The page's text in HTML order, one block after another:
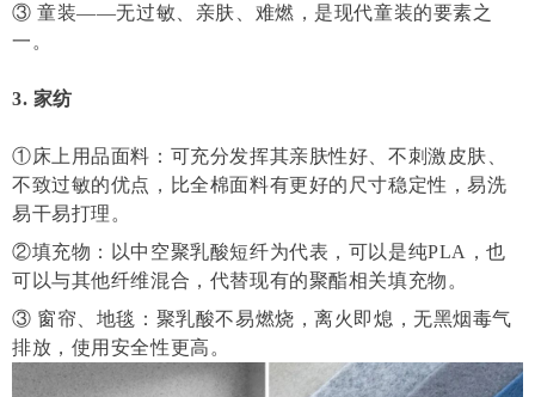
③童装——无过敏、亲肤、难燃，是现代童装的要素之
一。
3. 家纺
①床上用品面料：可充分发挥其亲肤性好、不刺激皮肤、
不致过敏的优点，比全棉面料有更好的尺寸稳定性，易洗
易干易打理。
②填充物：以中空聚乳酸短纤为代表，可以是纯PLA，也
可以与其他纤维混合，代替现有的聚酯相关填充物。
③ 窗帘、地毯：聚乳酸不易燃烧，离火即熄，无黑烟毒气
排放，使用安全性更高。